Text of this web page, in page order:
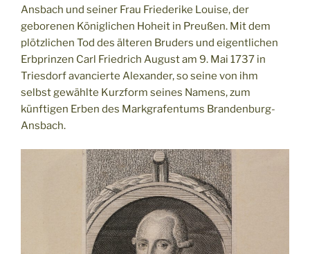
Ansbach und seiner Frau Friederike Louise, der
geborenen Königlichen Hoheit in Preußen. Mit dem
plötzlichen Tod des älteren Bruders und eigentlichen
Erbprinzen Carl Friedrich August am 9. Mai 1737 in
Triesdorf avancierte Alexander, so seine von ihm
selbst gewählte Kurzform seines Namens, zum
künftigen Erben des Markgrafentums Brandenburg-
Ansbach.